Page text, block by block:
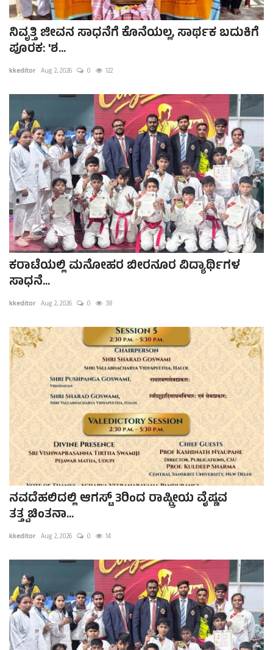
ನಿವೃತ್ತಿ ಜೀವನ ಸಾಧನೆಗೆ ಕೊನೆಯಲ್ಲ, ಸಾರ್ಥಕ ಬದುಕಿಗೆ
ಪೂರಕ: 'ಶ...
kkeditor Aug 2, 2026 0 122
ಕರಾಟೆಯಲ್ಲಿ ಮನೋಹರ ಬೀರನೂರ ವಿದ್ಯಾರ್ಥಿಗಳ
ಸಾಧನೆ...
kkeditor Aug 2, 2026 0 38
ನವದೆಹಲಿದಲ್ಲಿ ಆಗಸ್ಟ್ 3ರಿಂದ ರಾಷ್ಟ್ರೀಯ ವೈಷ್ಣವ
ತತ್ತ್ವಚಿಂತನಾ...
kkeditor Aug 2, 2026 0 14